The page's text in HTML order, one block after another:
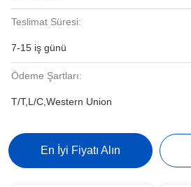
Teslimat Süresi:
7-15 iş günü
Ödeme Şartları:
T/T,L/C,Western Union
En İyi Fiyatı Alın